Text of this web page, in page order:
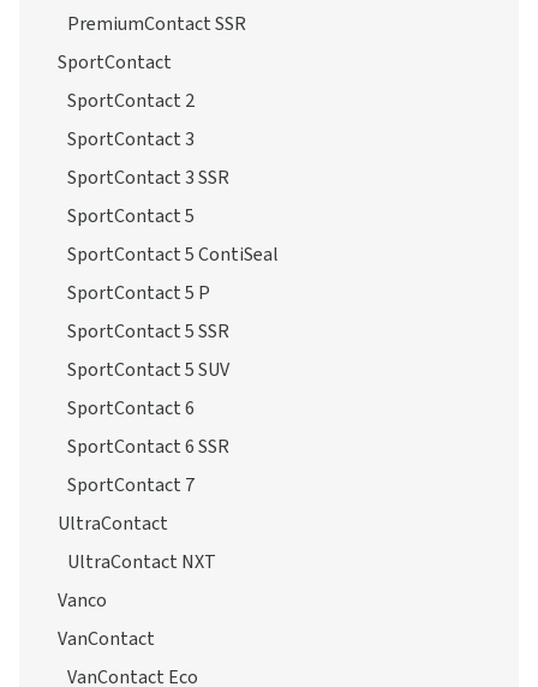
PremiumContact SSR
SportContact
SportContact 2
SportContact 3
SportContact 3 SSR
SportContact 5
SportContact 5 ContiSeal
SportContact 5 P
SportContact 5 SSR
SportContact 5 SUV
SportContact 6
SportContact 6 SSR
SportContact 7
UltraContact
UltraContact NXT
Vanco
VanContact
VanContact Eco